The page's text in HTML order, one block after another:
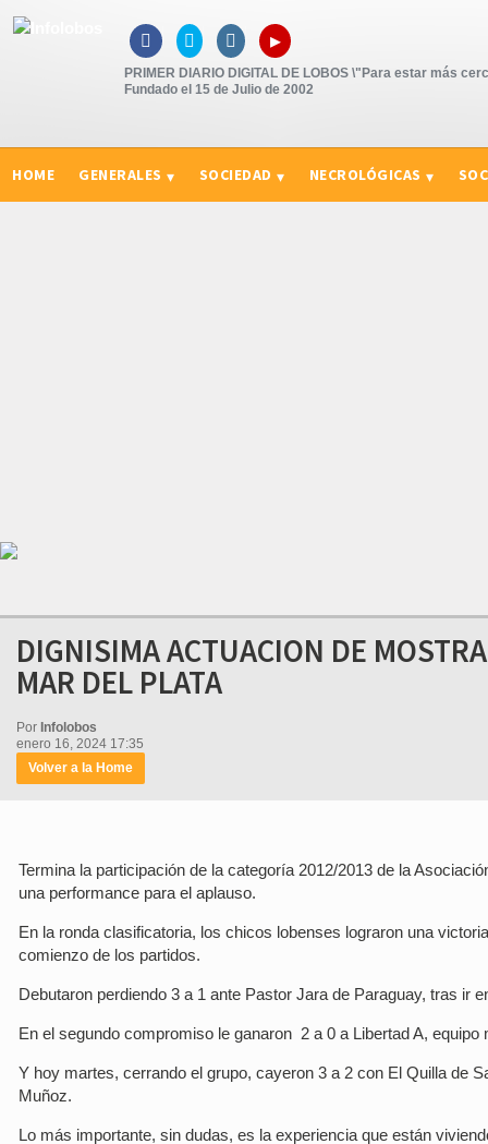
   ▸
PRIMER DIARIO DIGITAL DE LOBOS \"Para estar más
Fundado el 15 de Julio de 2002
HOME GENERALES SOCIEDAD NECROLÓGICAS
DIGNISIMA ACTUACION DE
MAR DEL PLATA
Por Infolobos
enero 16, 2024 17:35
Volver a la Home
Termina la participación de la categoría 2012/2013 de la
una performance para el aplauso.
En la ronda clasificatoria, los chicos lobenses lograron una
comienzo de los partidos.
Debutaron perdiendo 3 a 1 ante Pastor Jara de Paraguay, tras ir
En el segundo compromiso le ganaron 2 a 0 a Libertad A,
Y hoy martes, cerrando el grupo, cayeron 3 a 2 con El Quilla de
Muñoz.
Lo más importante, sin dudas, es la experiencia que están